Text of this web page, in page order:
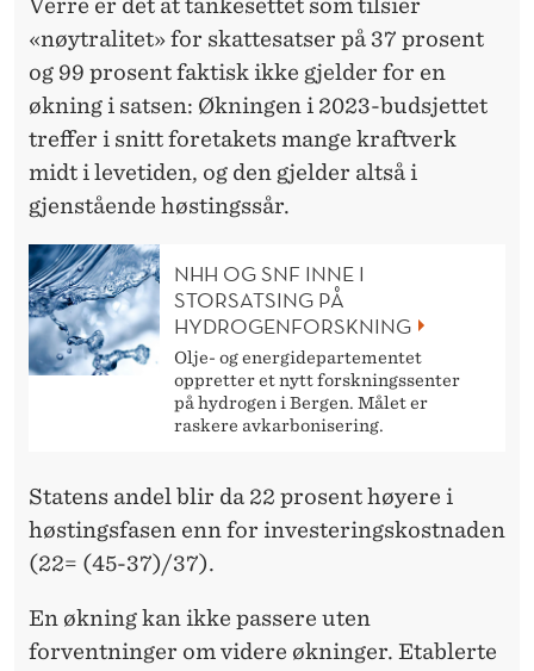
Verre er det at tankesettet som tilsier
«nøytralitet» for skattesatser på 37 prosent
og 99 prosent faktisk ikke gjelder for en
økning i satsen: Økningen i 2023-budsjettet
treffer i snitt foretakets mange kraftverk
midt i levetiden, og den gjelder altså i
gjenstående høstingssår.
NHH OG SNF INNE I
STORSATSING PÅ
HYDROGENFORSKNING
Olje- og energidepartementet
oppretter et nytt forskningssenter
på hydrogen i Bergen. Målet er
raskere avkarbonisering.
Statens andel blir da 22 prosent høyere i
høstingsfasen enn for investeringskostnaden
(22= (45-37)/37).
En økning kan ikke passere uten
forventninger om videre økninger. Etablerte